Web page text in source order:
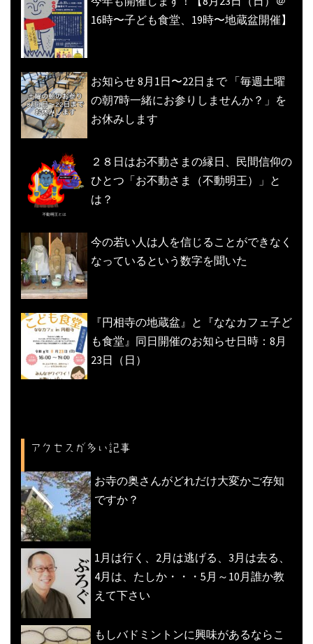
16時〜子ども食堂、19時〜地蔵盆開催】
お知らせ 8月1日〜22日まで 「毎週土曜
の朝7時一緒にお参りしませんか？」を
お休みします
２８日はお不動さまの縁日、民間信仰の
ひとつ「お不動さま（不動明王）」と
は？
今の若い人は人を信じることができなく
なっているという数字を聞いた
『円相寺の地蔵盆』と『ななカフェ子ど
も食堂』同日開催のお知らせ日時：8月
23日（日）
アクセスが多い記事
お寺の奥さんがどれだけ大変かご存知
ですか？
1月は行く、2月は逃げる、3月は去る、
4月は、たしか・・・5月～10月誰か教
えて下さい
もしバドミントンに興味があるならこ